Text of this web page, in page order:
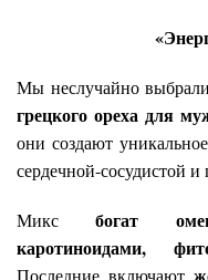
Мы неслучайно выбрали
грецкого ореха для
они создают
сердечной-сосудистой
Миксбогат
каротиноидами,
Последние включают